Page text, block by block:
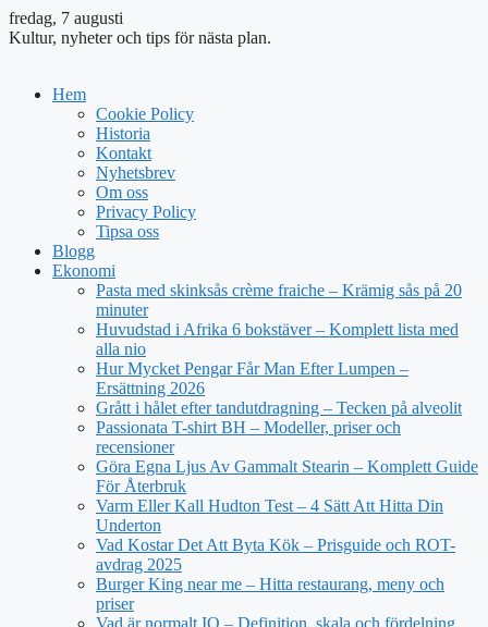
fredag, 7 augusti
Kultur, nyheter och tips för nästa plan.
Hem
Cookie Policy
Historia
Kontakt
Nyhetsbrev
Om oss
Privacy Policy
Tipsa oss
Blogg
Ekonomi
Pasta med skinksås crème fraiche – Krämig sås på 20
minuter
Huvudstad i Afrika 6 bokstäver – Komplett lista med
alla nio
Hur Mycket Pengar Får Man Efter Lumpen –
Ersättning 2026
Grått i hålet efter tandutdragning – Tecken på alveolit
Passionata T-shirt BH – Modeller, priser och
recensioner
Göra Egna Ljus Av Gammalt Stearin – Komplett Guide
För Återbruk
Varm Eller Kall Hudton Test – 4 Sätt Att Hitta Din
Underton
Vad Kostar Det Att Byta Kök – Prisguide och ROT-
avdrag 2025
Burger King near me – Hitta restaurang, meny och
priser
Vad är normalt IQ – Definition, skala och fördelning